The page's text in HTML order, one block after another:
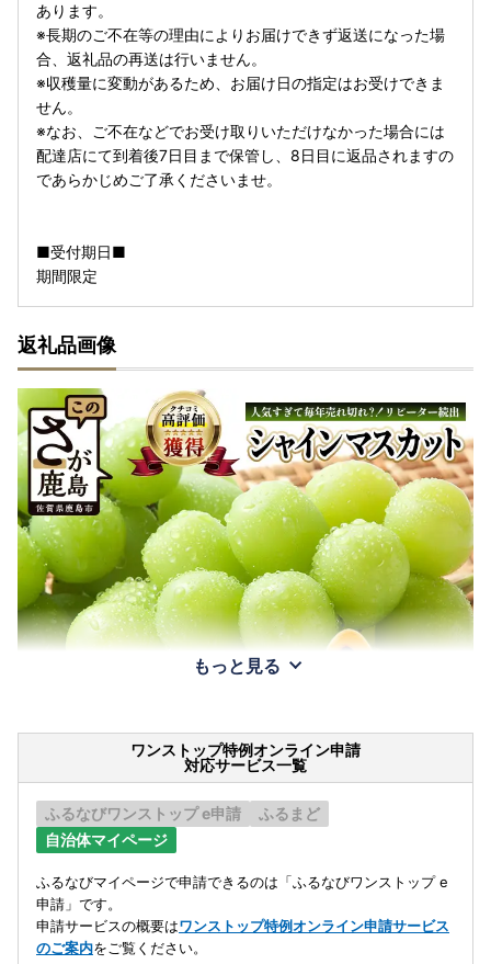
あります。
※長期のご不在等の理由によりお届けできず返送になった場
合、返礼品の再送は行いません。
※収穫量に変動があるため、お届け日の指定はお受けできま
せん。
※なお、ご不在などでお受け取りいただけなかった場合には
配達店にて到着後7日目まで保管し、8日目に返品されますの
であらかじめご了承くださいませ。
■受付期日■
期間限定
返礼品画像
もっと見る
ワンストップ特例オンライン申請
対応サービス一覧
ふるなびワンストップ e申請
ふるまど
自治体マイページ
ふるなびマイページで申請できるのは「ふるなびワンストップ e
申請」です。
申請サービスの概要はワンストップ特例オンライン申請サービス
のご案内をご覧ください。